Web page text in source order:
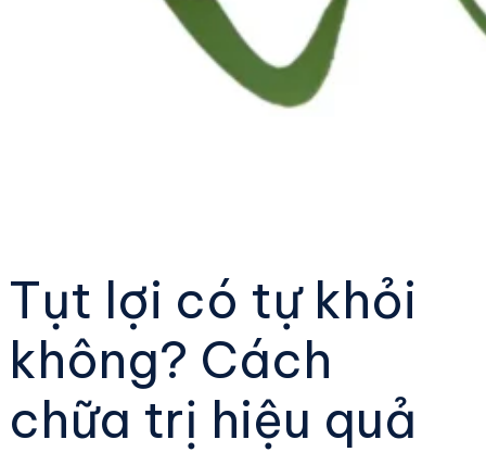
Tụt lợi có tự khỏi
không? Cách
chữa trị hiệu quả